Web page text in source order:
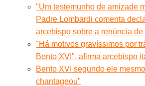
"Um testemunho de amizade
Padre Lombardi comenta
arcebispo sobre a renúncia de
"Há motivos gravíssimos por
Bento XVI", afirma arcebispo
Bento XVI segundo ele
chantageou"